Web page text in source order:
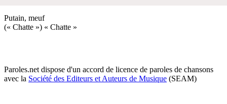
Putain, meuf
(« Chatte ») « Chatte »
Paroles.net dispose d'un accord de licence de paroles de chansons
avec la Société des Editeurs et Auteurs de Musique (SEAM)